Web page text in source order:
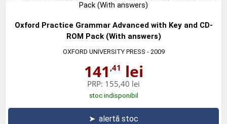
Oxford Practice Grammar Advanced with Key and CD-
ROM Pack (With answers)
OXFORD UNIVERSITY PRESS - 2009
141 ,41 lei
PRP: 155,40 lei
stoc indisponibil
➤ alertă stoc